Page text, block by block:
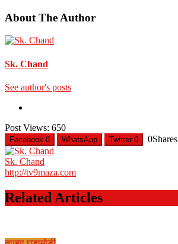
About The Author
Sk. Chand
See author's posts
Post Views: 650
Facebook 0 WhatsApp Twitter 0 0Shares
Sk. Chand
http://tv9maza.com
Related Articles